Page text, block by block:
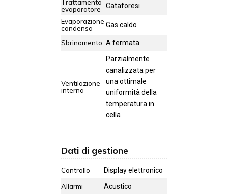
Trattamento
evaporatore
Cataforesi
Evaporazione
condensa
Gas caldo
Sbrinamento A fermata
Ventilazione
interna
Parzialmente
canalizzata per
una ottimale
uniformità della
temperatura in
cella
Dati di gestione
Controllo
Display elettronico
Allarmi
Acustico